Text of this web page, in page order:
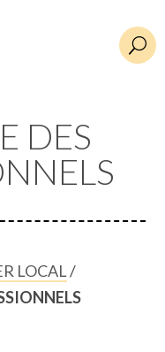
U
DES
LOCAL/